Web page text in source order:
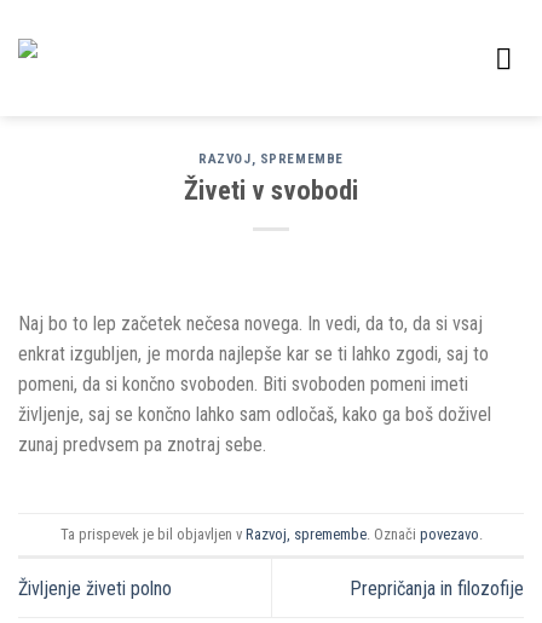
RAZVOJ, SPREMEMBE
Živeti v svobodi
Naj bo to lep začetek nečesa novega. In vedi, da to, da si vsaj
enkrat izgubljen, je morda najlepše kar se ti lahko zgodi, saj to
pomeni, da si končno svoboden. Biti svoboden pomeni imeti
življenje, saj se končno lahko sam odločaš, kako ga boš doživel
zunaj predvsem pa znotraj sebe.
Ta prispevek je bil objavljen v Razvoj, spremembe. Označi povezavo
Življenje živeti polno Prepričanja in filozofije